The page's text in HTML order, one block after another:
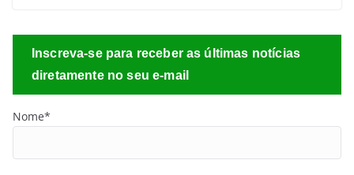
Inscreva-se para receber as últimas notícias
diretamente no seu e-mail
Nome*